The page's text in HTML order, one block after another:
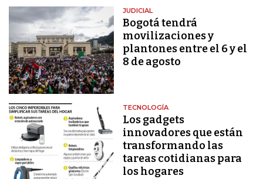
JUDICIAL
Bogotá tendrá
movilizaciones y
plantones entre el 6 y el
8 de agosto
TECNOLOGÍA
Los gadgets
innovadores que están
transformando las
tareas cotidianas para
los hogares